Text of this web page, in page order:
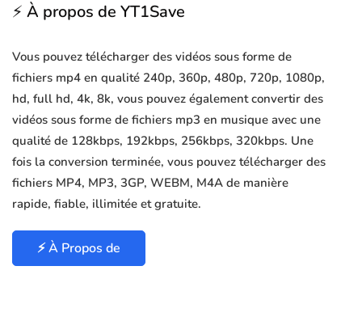
⚡ À propos de YT1Save
Vous pouvez télécharger des vidéos sous forme de
fichiers mp4 en qualité 240p, 360p, 480p, 720p, 1080p,
hd, full hd, 4k, 8k, vous pouvez également convertir des
vidéos sous forme de fichiers mp3 en musique avec une
qualité de 128kbps, 192kbps, 256kbps, 320kbps. Une
fois la conversion terminée, vous pouvez télécharger des
fichiers MP4, MP3, 3GP, WEBM, M4A de manière
rapide, fiable, illimitée et gratuite.
⚡ À Propos de